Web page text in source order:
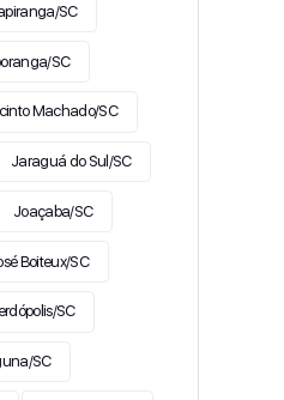
SC
SC
Machado/SC
Jaraguá do Sul/SC
Joaçaba/SC
Boiteux/SC
SC
SC